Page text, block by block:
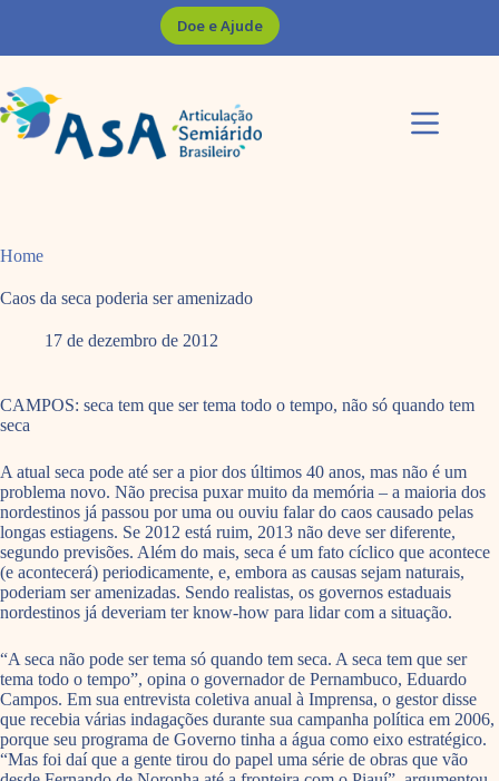
Doe e Ajude
Home
Caos da seca poderia ser amenizado
17 de dezembro de 2012
CAMPOS: seca tem que ser tema todo o tempo, não só quando tem
seca
A atual seca pode até ser a pior dos últimos 40 anos, mas não é um
problema novo. Não precisa puxar muito da memória – a maioria dos
nordestinos já passou por uma ou ouviu falar do caos causado pelas
longas estiagens. Se 2012 está ruim, 2013 não deve ser diferente,
segundo previsões. Além do mais, seca é um fato cíclico que acontece
(e acontecerá) periodicamente, e, embora as causas sejam naturais,
poderiam ser amenizadas. Sen­do realistas, os governos estaduais
nordestinos já deveriam ter know-how para lidar com a situação.
“A seca não pode ser tema só quando tem seca. A seca tem que ser
tema todo o tempo”, opina o governador de Pernambuco, Eduardo
Campos. Em sua entrevista coletiva anual à Imprensa, o gestor disse
que recebia várias indagações durante sua campanha política em 2006,
porque seu programa de Governo tinha a água como eixo estratégico.
“Mas foi daí que a gente tirou do papel uma série de obras que vão